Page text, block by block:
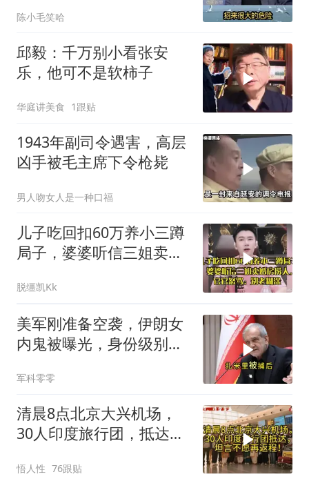
陈小毛笑哈
邱毅：千万别小看张安
乐，他可不是软柿子
华庭讲美食 1跟贴
1943年副司令遇害，高层
凶手被毛主席下令枪毙
男人吻女人是一种口福
儿子吃回扣60万养小三蹲
局子，婆婆听信三姐卖婚
脱缰凯Kk
美军刚准备空袭，伊朗女
内鬼被曝光，身份级别很
军科零零
清晨8点北京大兴机场，
30人印度旅行团，抵达，
悟人性 76跟贴